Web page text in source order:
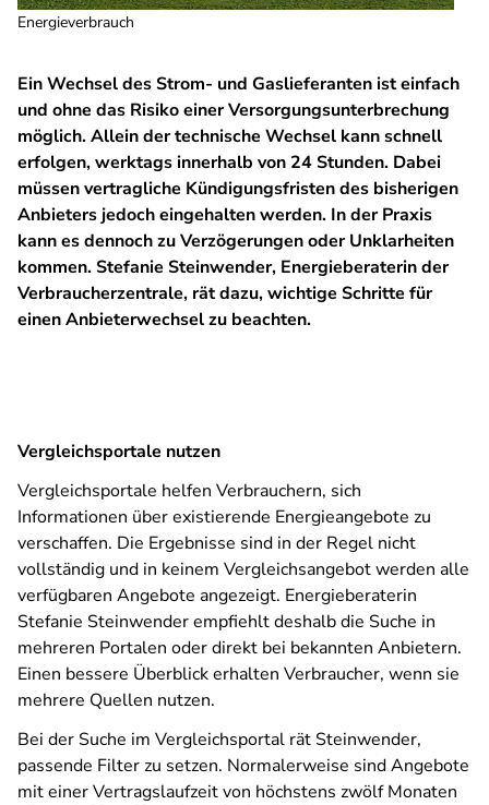
Energieverbrauch
Ein Wechsel des Strom‑ und Gaslieferanten ist einfach
und ohne das Risiko einer Versorgungsunterbrechung
möglich. Allein der technische Wechsel kann schnell
erfolgen, werktags innerhalb von 24 Stunden. Dabei
müssen vertragliche Kündigungsfristen des bisherigen
Anbieters jedoch eingehalten werden. In der Praxis
kann es dennoch zu Verzögerungen oder Unklarheiten
kommen. Stefanie Steinwender, Energieberaterin der
Verbraucherzentrale, rät dazu, wichtige Schritte für
einen Anbieterwechsel zu beachten.
Vergleichsportale nutzen
Vergleichsportale helfen Verbrauchern, sich
Informationen über existierende Energieangebote zu
verschaffen. Die Ergebnisse sind in der Regel nicht
vollständig und in keinem Vergleichsangebot werden alle
verfügbaren Angebote angezeigt. Energieberaterin
Stefanie Steinwender empfiehlt deshalb die Suche in
mehreren Portalen oder direkt bei bekannten Anbietern.
Einen bessere Überblick erhalten Verbraucher, wenn sie
mehrere Quellen nutzen.
Bei der Suche im Vergleichsportal rät Steinwender,
passende Filter zu setzen. Normalerweise sind Angebote
mit einer Vertragslaufzeit von höchstens zwölf Monaten